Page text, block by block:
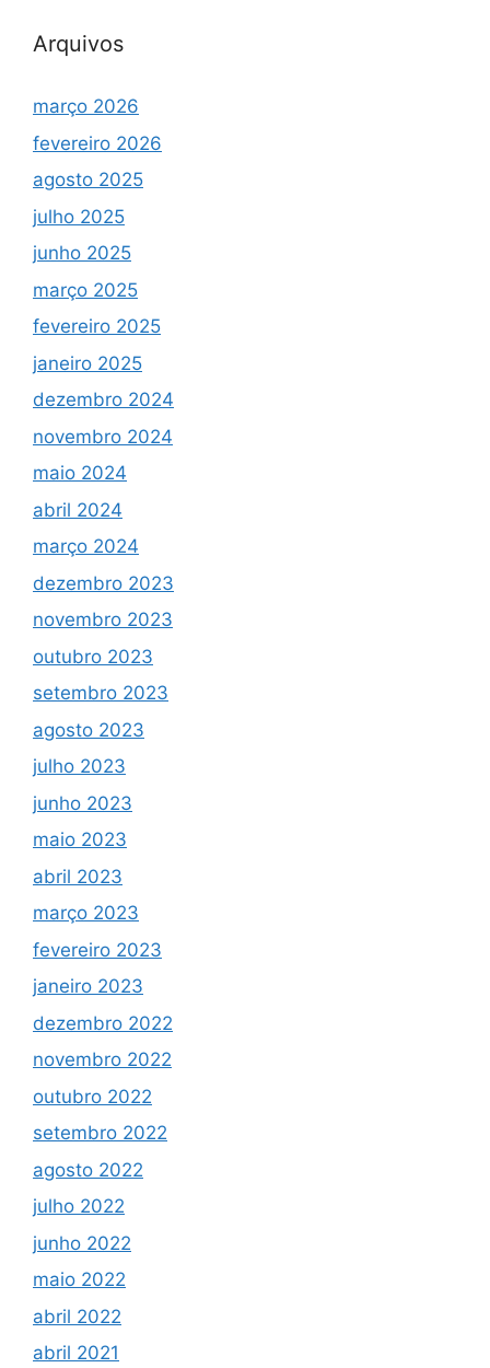
Arquivos
março 2026
fevereiro 2026
agosto 2025
julho 2025
junho 2025
março 2025
fevereiro 2025
janeiro 2025
dezembro 2024
novembro 2024
maio 2024
abril 2024
março 2024
dezembro 2023
novembro 2023
outubro 2023
setembro 2023
agosto 2023
julho 2023
junho 2023
maio 2023
abril 2023
março 2023
fevereiro 2023
janeiro 2023
dezembro 2022
novembro 2022
outubro 2022
setembro 2022
agosto 2022
julho 2022
junho 2022
maio 2022
abril 2022
abril 2021